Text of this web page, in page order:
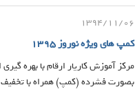
1394/11/06
کمپ های ویژه نوروز 1395
بصورت فشرده (کمپ) همراه با تخفیف